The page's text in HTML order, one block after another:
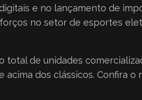
e no lançamento de
no setor de esportes
total de unidades
dos clássicos. Confira o